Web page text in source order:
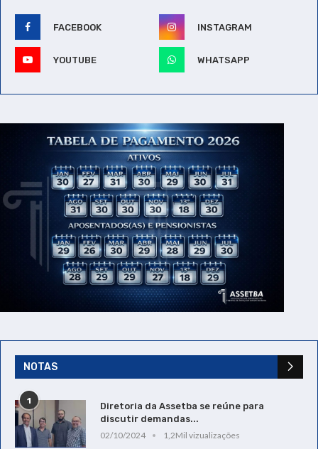
FACEBOOK INSTAGRAM
YOUTUBE WHATSAPP
NOTAS
1
Diretoria da Assetba se reúne para
discutir demandas...
02/10/2024
1,2Mil vizualizações